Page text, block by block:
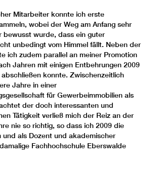
Mitarbeiter konnte ich erste
wobei der Weg am Anfang sehr
bewusst wurde, dass ein guter
unbedingt vom Himmel fällt. Neben der
ich zudem parallel an meiner Promotion
Jahren mit einigen Entbehrungen 2009
konnte. Zwischenzeitlich
Jahre in einer
für Gewerbeimmobilien als
der doch interessanten und
Tätigkeit verließ mich der Reiz an der
nie so richtig, so dass ich 2009 die
und als Dozent und akademischer
Fachhochschule Eberswalde